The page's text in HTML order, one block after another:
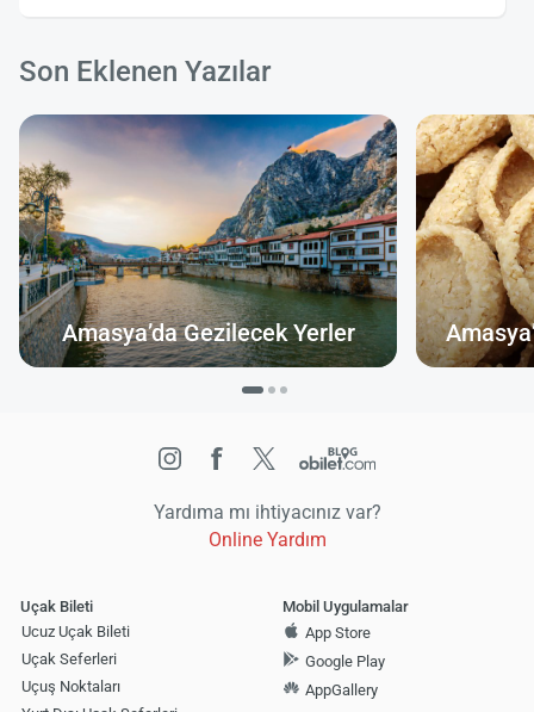
Son Eklenen Yazılar
Amasya’da Gezilecek Yerler
Yardıma mı ihtiyacınız var?
Online Yardım
Uçak Bileti
Ucuz Uçak Bileti
Uçak Seferleri
Uçuş Noktaları
Mobil Uygulamalar
App Store
Google Play
AppGallery